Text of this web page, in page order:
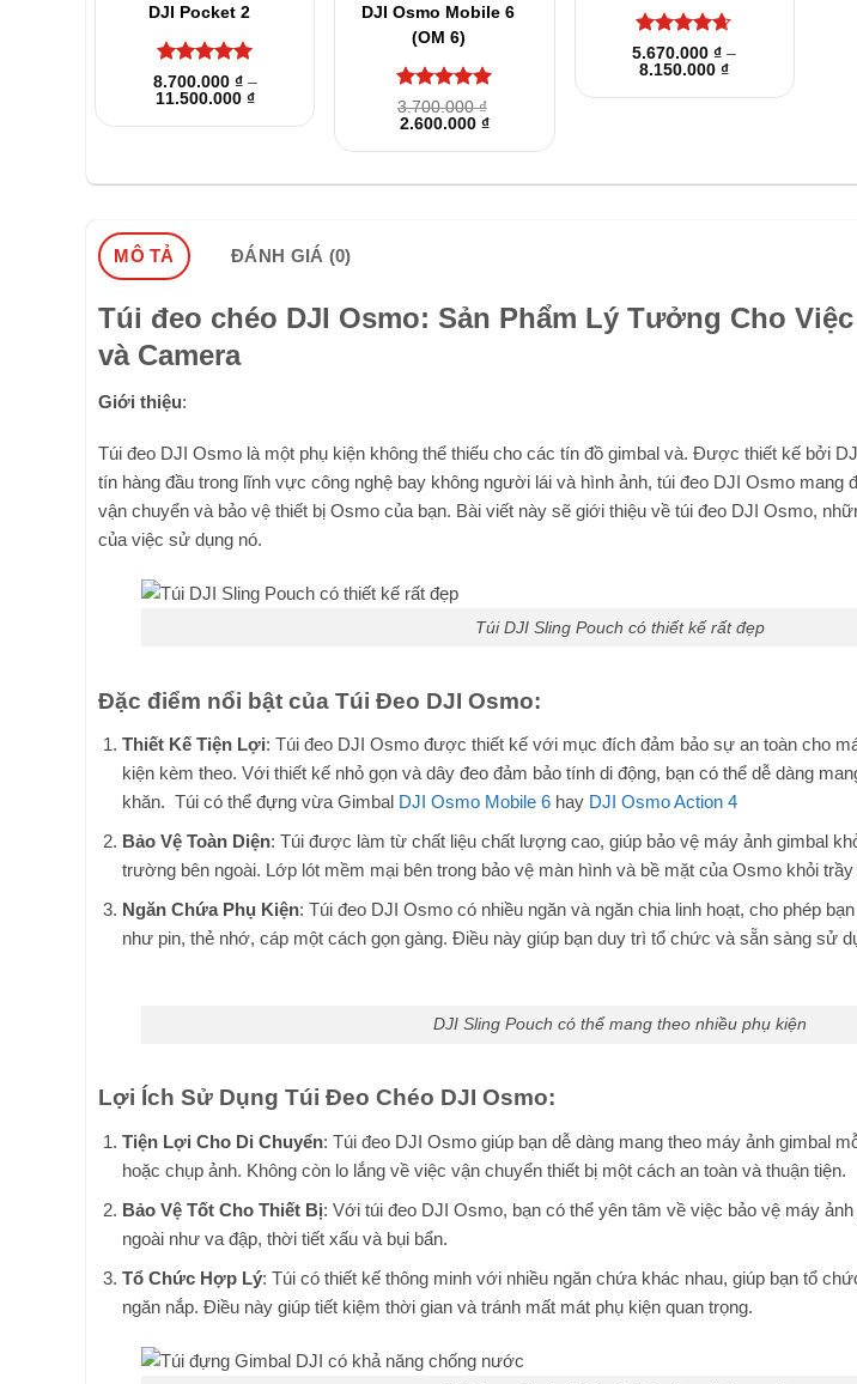
DJI Pocket 2
Được xếp
hạng55
8.700.000 ₫ –
11.500.000 ₫Khoảng
từ
11.500.000 ₫
DJI Osmo Mobile 6
(OM 6)
Được xếp
hạng55
3.700.000₫
Giá
là:
2.600.000 ₫Giá
tại
2.600.000 ₫.
Được xếp
hạng4.6
5.670.000₫ –
8.150.000₫Khoảng
từ
MÔ TẢ ĐÁNH GIÁ (0)
Túi đeo chéo DJI Osmo: Sản Phẩm Lý Tưởng Cho
và Camera
Giới thiệu:
Túi đeo DJI Osmo là một phụ kiện không thể thiếu cho các tín đồ gimbal và. Được thiết kế bởi
tín hàng đầu trong lĩnh vực công nghệ bay không người lái và hình ảnh, túi đeo DJI Osmo mang
vận chuyển và bảo vệ thiết bị Osmo của bạn. Bài viết này sẽ giới thiệu về túi đeo DJI Osmo,
của việc sử dụng nó.
Túi DJI Sling Pouch có thiết kế rất đẹp
Đặc điểm nổi bật của Túi Đeo DJI Osmo:
Thiết Kế Tiện Lợi: Túi đeo DJI Osmo được thiết kế với mục đích đảm bảo sự an toàn cho
kiện kèm theo. Với thiết kế nhỏ gọn và dây đeo đảm bảo tính di động, bạn có thể dễ dàng
khăn. Túi có thể đựng vừa Gimbal DJI Osmo Mobile 6hay DJI Osmo Action 4
Bảo Vệ Toàn Diện: Túi được làm từ chất liệu chất lượng cao, giúp bảo vệ máy ảnh gimbal
trường bên ngoài. Lớp lót mềm mại bên trong bảo vệ màn hình và bề mặt của Osmo khỏi
Ngăn Chứa Phụ Kiện: Túi đeo DJI Osmo có nhiều ngăn và ngăn chia linh hoạt, cho phép
như pin, thẻ nhớ, cáp một cách gọn gàng. Điều này giúp bạn duy trì tổ chức và sẵn sàng sử
DJI Sling Pouch có thể mang theo nhiều phụ kiện
Lợi Ích Sử Dụng Túi Đeo Chéo DJI Osmo:
Tiện Lợi Cho Di Chuyển: Túi đeo DJI Osmo giúp bạn dễ dàng mang theo máy ảnh gimbal
hoặc chụp ảnh. Không còn lo lắng về việc vận chuyển thiết bị một cách an toàn và thuận tiện.
Bảo Vệ Tốt Cho Thiết Bị: Với túi đeo DJI Osmo, bạn có thể yên tâm về việc bảo vệ máy
ngoài như va đập, thời tiết xấu và bụi bẩn.
Tổ Chức Hợp Lý: Túi có thiết kế thông minh với nhiều ngăn chứa khác nhau, giúp bạn tổ
ngăn nắp. Điều này giúp tiết kiệm thời gian và tránh mất mát phụ kiện quan trọng.